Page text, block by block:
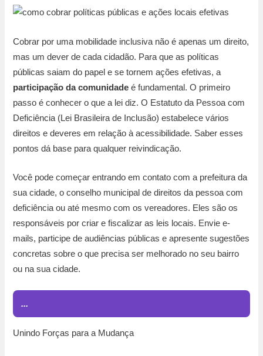
Cobrar por uma mobilidade inclusiva não é apenas um direito,
mas um dever de cada cidadão. Para que as políticas
públicas saiam do papel e se tornem ações efetivas, a
participação da comunidade é fundamental. O primeiro
passo é conhecer o que a lei diz. O Estatuto da Pessoa com
Deficiência (Lei Brasileira de Inclusão) estabelece vários
direitos e deveres em relação à acessibilidade. Saber esses
pontos dá base para qualquer reivindicação.
Você pode começar entrando em contato com a prefeitura da
sua cidade, o conselho municipal de direitos da pessoa com
deficiência ou até mesmo com os vereadores. Eles são os
responsáveis por criar e fiscalizar as leis locais. Envie e-
mails, participe de audiências públicas e apresente sugestões
concretas sobre o que precisa ser melhorado no seu bairro
ou na sua cidade.
...
Unindo Forças para a Mudança